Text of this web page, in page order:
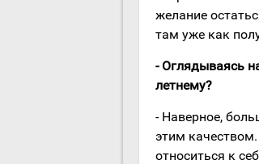
желание
там уже как
- Оглядываясь
летнему?
- Наверное,
этим
относиться к